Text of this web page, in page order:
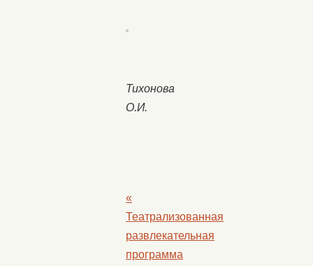
Тихонова
О.И.
«
Театрализованная
развлекательная
программа